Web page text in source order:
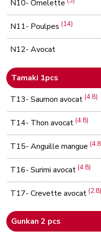
N10- Omelette
N11- Poulpes(14)
N12- Avocat
Tamaki 1pcs
T13- Saumon avocat(4.8)
T14- Thon avocat(4.8)
T15- Anguille mangue
T16- Surimi avocat(4.8)
T17- Crevette avocat(2.8)
Gunkan 2 pcs